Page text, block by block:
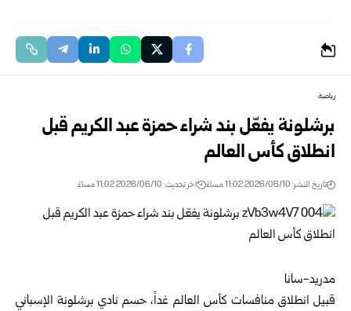
رياضة
برشلونة يفعّل بند شراء حمزة عبد الكريم قبل
انطلاق كأس العالم
تاريخ النشر: 2026/06/10 11:02 مساءً اخر تحديث: 2026/06/10 11:02 مساءً
مدريد-سانا
قبيل انطلاق منافسات كأس العالم غداً، حسم نادي برشلونة الإسباني